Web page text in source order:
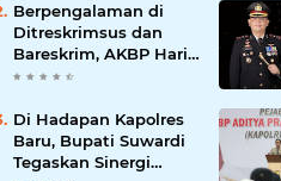
Berpengalaman di
Ditreskrimsus dan
Bareskrim, AKBP Hari
Budiyanto Nahkodai
Di Hadapan Kapolres
Baru, Bupati Suwardi
Tegaskan Sinergi